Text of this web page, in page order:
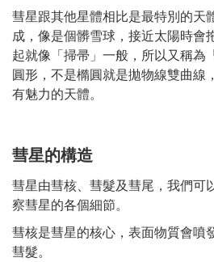
彗星跟其他星體相比是最特別的天
成，像是個髒雪球，接近太陽時會
起就像「掃帚」一般，所以又稱為
圓形，不是橢圓就是拋物線雙曲線
有魅力的天體。
彗星的構造
彗星由彗核、彗髮及彗尾，我們可
察彗星的各個細節。
彗核是彗星的核心，表面物質會噴
彗髮。